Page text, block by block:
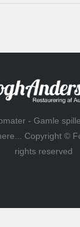
- Gamle
Copyright ©
rights reserved